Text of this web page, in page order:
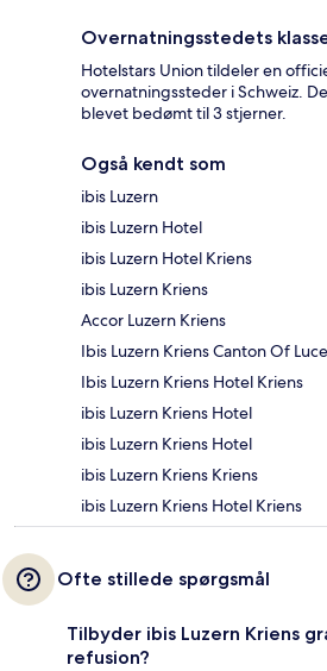
Overnatningsstedets
Hotelstars Union tildeler en
overnatningssteder i Schweiz.
blevet bedømt til 3 stjerner.
Også kendt som
ibis Luzern
ibis Luzern Hotel
ibis Luzern Hotel Kriens
ibis Luzern Kriens
Accor Luzern Kriens
Ibis Luzern Kriens Canton Of
Ibis Luzern Kriens Hotel Kriens
ibis Luzern Kriens Hotel
ibis Luzern Kriens Hotel
ibis Luzern Kriens Kriens
ibis Luzern Kriens Hotel Kriens
Ofte stillede spørgsmål
Tilbyder ibis Luzern Kriens
refusion?